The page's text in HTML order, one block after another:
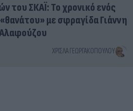
του ΣΚΑΪ: Το χρονικό ενός
με σφραγίδα Γιάννη
ΧΡΊΣΛΑ ΓΕΩΡΓΑΚΟΠΟΎΛΟΥ